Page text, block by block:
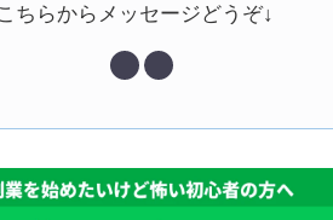
ちらからメッセージどうぞ↓